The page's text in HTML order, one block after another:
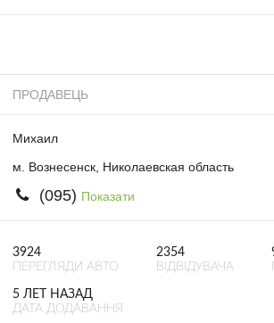
ПРОДАВЕЦЬ
Михаил
м. Вознесенск, Николаевская область
(095) Показати
3924
ПЕРЕГЛЯДИ АВТО
2354
ВІДВІДУВАЧА
5 ЛЕТ НАЗАД
ДАТА ДОДАВАННЯ